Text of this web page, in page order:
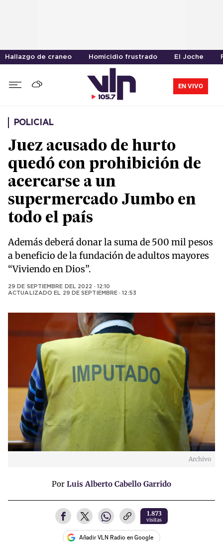
Hallazgo de craneo Homicidio frustrado El Joche
EN VIVO
POLICIAL
Juez acusado de hurto
quedó con prohibición de
acercarse a un
supermercado Jumbo en
todo el país
Además deberá donar la suma de 500 mil pesos
a beneficio de la fundación de adultos mayores
“Viviendo en Dios”.
29 DE SEPTIEMBRE DEL 2022 · 12:10
ACTUALIZADO EL 29 DE SEPTIEMBRE · 12:53
Archivo
Por Luis Alberto Cabello Garrido
1.873
visitas
Añadir VLN Radio en Google